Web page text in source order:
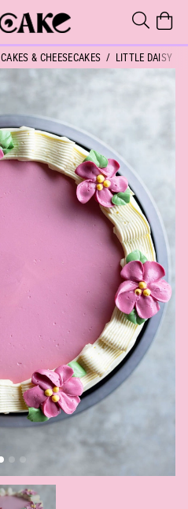
CAKES & CHEESECAKES LITTLE DAISY